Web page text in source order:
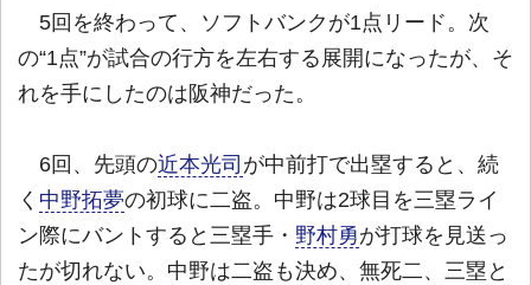
5回を終わって、ソフトバンクが1点リード。次
の“1点”が試合の行方を左右する展開になったが、そ
れを手にしたのは阪神だった。
6回、先頭の近本光司 が中前打で出塁すると、続
く 中野拓夢の初球に二盗。中野は2球目を三塁ライ
ン際にバントすると三塁手・ 野村勇が打球を見送っ
たが切れない。中野は二盗も決め、無死二、三塁と